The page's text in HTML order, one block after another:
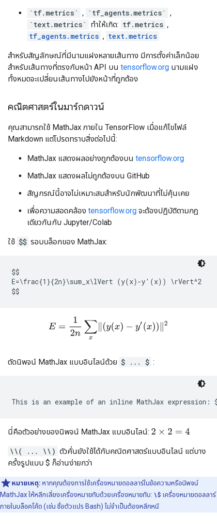
`tf.metrics` , `tf_agents.metrics` ,
`text.metrics`
ทำให้เกิด: tf.metrics ,
tf_agents.metrics , text.metrics
สำหรับสัญลักษณ์ที่มีนามแฝงหลายเส้นทาง มีการตั้งค่าเล็กน้อย
สำหรับเส้นทางที่ตรงกับหน้า API บน tensorflow.org นามแฝง
ทั้งหมดจะเปลี่ยนเส้นทางไปยังหน้าที่ถูกต้อง
คณิตศาสตร์ในมาร์กดาวน์
คุณสามารถใช้ MathJax ภายใน TensorFlow เมื่อแก้ไขไฟล์
Markdown แต่โปรดทราบสิ่งต่อไปนี้:
MathJax แสดงผลอย่างถูกต้องบน tensorflow.org
MathJax แสดงผลไม่ถูกต้องบน GitHub
สัญกรณ์นี้อาจไม่เหมาะสมสำหรับนักพัฒนาที่ไม่คุ้นเคย
เพื่อความสอดคล้อง tensorflow.org จะต้องปฏิบัติตามกฎ
เดียวกันกับ Jupyter/Colab
ใช้ $$ รอบบล็อกของ MathJax:
$$
E=\frac{1}{2n}\sum_x\lVert (y(x)-y'(x)) \rVert^2
$$
= 2n∑x‖ ( x − ‖ 2
ตัดนิพจน์ MathJax แบบอินไลน์ด้วย $ ... $ :
นี่คือตัวอย่างของนิพจน์ MathJax แบบอินไลน์: 2 ×2 =4
\\( ... \\) ตัวคั่นยังใช้ได้กับคณิตศาสตร์แบบอินไลน์ แต่บาง
ครั้งรูปแบบ $ ก็อ่านง่ายกว่า
หมายเหตุ: หากคุณต้องการใช้เครื่องหมายดอลลาร์ในข้อความหรือนิพจน์
MathJax ให้หลีกเลี่ยงเครื่องหมายทับด้วยเครื่องหมายทับ: \$ เครื่องหมายดอลลาร์
ภายในบล็อคโค้ด (เช่น ชื่อตัวแปร Bash) ไม่จำเป็นต้องหลีกหนี